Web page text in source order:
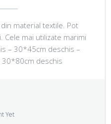
material textile. Pot
Cele mai utilizate marimi
– 30*45cm deschis –
deschis
Yet